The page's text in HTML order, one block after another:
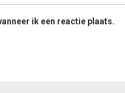
ik een reactie plaats.